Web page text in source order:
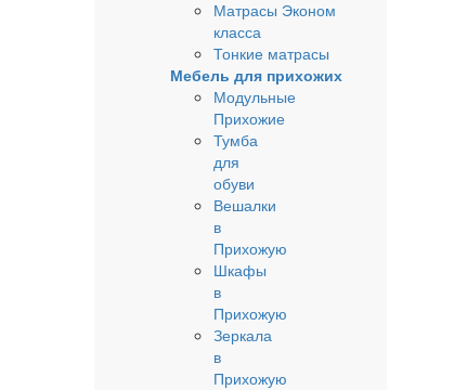
Матрасы Эконом
класса
Тонкие матрасы
Мебель для прихожих
Модульные
Прихожие
Тумба
для
обуви
Вешалки
в
Прихожую
Шкафы
в
Прихожую
Зеркала
в
Прихожую